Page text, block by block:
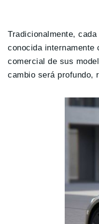
Tradicionalmente,
conocida internamente
comercial de sus
cambio será profundo,